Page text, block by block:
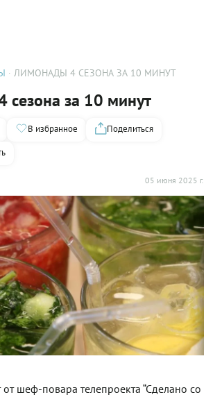
ЛИМОНАДЫ 4 СЕЗОНА ЗА 10 МИНУТ
за 10 минут
05 июня 2025 г.
В избранное
Поделиться
шеф-повара телепроекта “Сделано со